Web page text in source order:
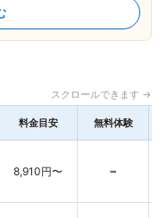
スクロールできます →
料金目安 無料体験
8,910円〜 -